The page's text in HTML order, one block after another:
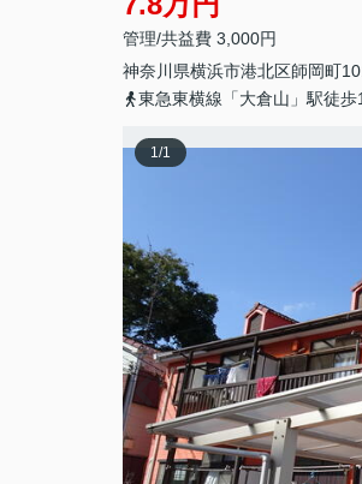
管理/共益費 3,000円
神奈川県横浜市港北区師岡町
東急東横線「大倉山」駅徒歩
1/1